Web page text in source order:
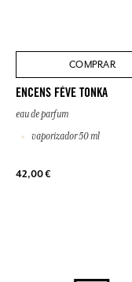
COMPRAR
ENCENS FÈVE TONKA
eau de parfum
vaporizador 50 ml
42,00 €